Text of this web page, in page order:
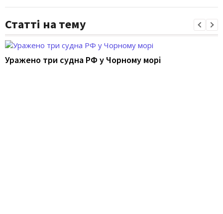
Статті на тему
Уражено три судна РФ у Чорному морі